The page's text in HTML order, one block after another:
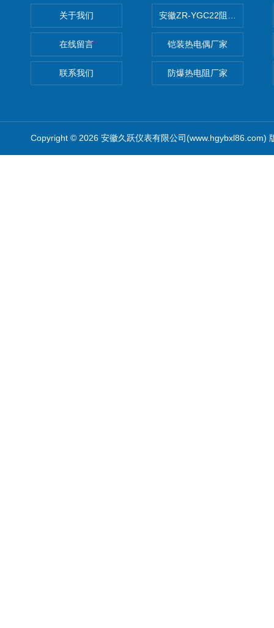
关于我们
在线留言
联系我们
安徽ZR-YGC22阻燃硅橡胶电
铠装热电偶厂家
防爆热电阻厂家
Copyright © 2026 安徽久跃仪表有限公司(www.hgybxl86.com)